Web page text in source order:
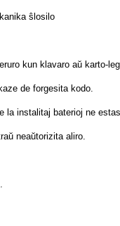
ŝlosilo
kun klavaro aŭ karto-
de forgesita kodo.
la instalitaj baterioj ne
neaŭtorizita aliro.